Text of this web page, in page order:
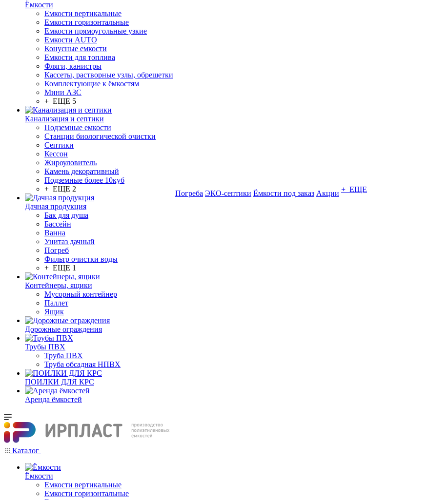
Ёмкости
Емкости вертикальные
Емкости горизонтальные
Емкости прямоугольные узкие
Емкости АUТО
Конусные емкости
Емкости для топлива
Фляги, канистры
Кассеты, растворные узлы, обрешетки
Комплектующие к ёмкостям
Мини АЗС
+ ЕЩЕ 5
Канализация и септики
Подземные емкости
Станции биологической очистки
Септики
Кессон
Жироуловитель
Камень декоративный
Подземные более 10куб
+ ЕЩЕ 2
Дачная продукция
Бак для душа
Бассейн
Ванна
Унитаз дачный
Погреб
Фильтр очистки воды
+ ЕЩЕ 1
Контейнеры, ящики
Мусорный контейнер
Паллет
Ящик
Дорожные ограждения
Трубы ПВХ
Труба ПВХ
Труба обсадная НПВХ
ПОИЛКИ ДЛЯ КРС
Аренда ёмкостей
Погреба ЭКО-септики Ёмкости под заказ Акции + ЕЩЕ
Каталог
Ёмкости
Емкости вертикальные
Емкости горизонтальные